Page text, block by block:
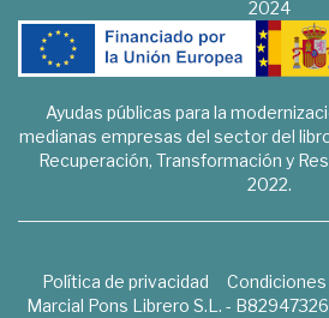
2024
Ayudas públicas para la
medianas empresas del sector del
Recuperación, Transformación y
2022.
Política de privacidad
Marcial Pons Librero S.L. -